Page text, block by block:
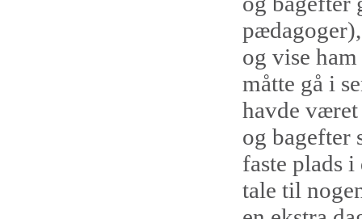
og vise
måtte gå i
havde
og bagefter
faste plads
tale til